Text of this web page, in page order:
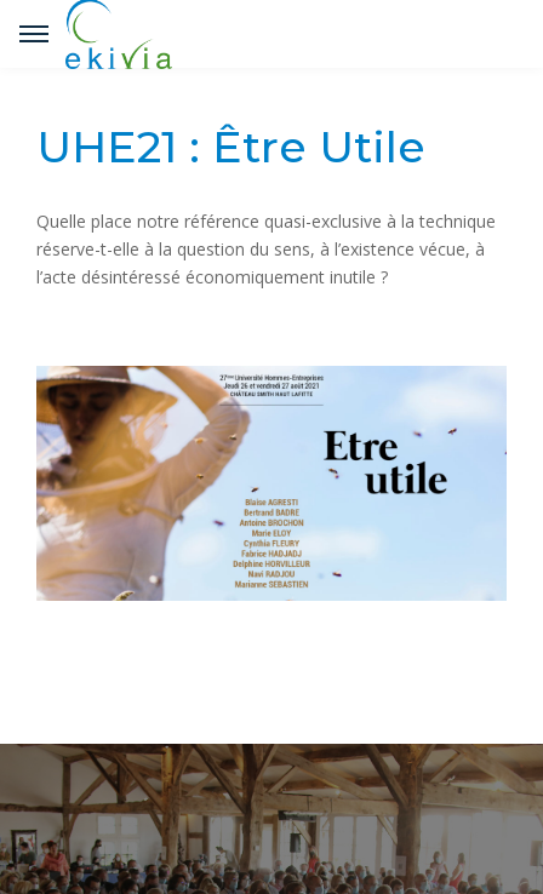
UHE21 : Être Utile
Quelle place notre référence quasi-exclusive à la technique
réserve-t-elle à la question du sens, à l’existence vécue, à
l’acte désintéressé économiquement inutile ?